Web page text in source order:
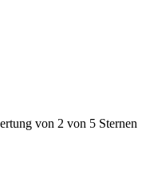
von 2 von 5 Sternen